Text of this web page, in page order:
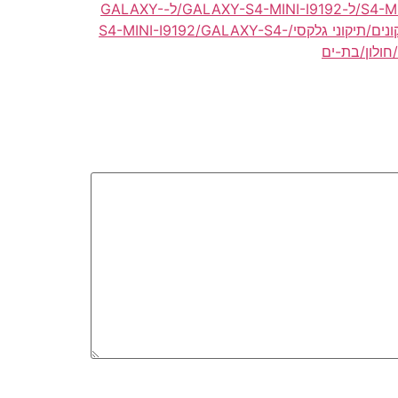
תיקון/תיקונים לגלקסי/ל-S4-MINI-I9192/ל-GALAXY-S4-MINI-I9192/ל-GALAXY-
תיקון/תיקונים/תיקוני גלקסי/S4-MINI-I9192/GALAXY-S4-